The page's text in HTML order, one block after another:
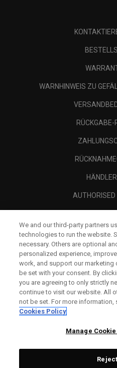
WARNHINWEIS ZU
RÜCKGABE-
AUTHORISED
We and our third-party partners
technologies to run the website.
necessary. Others are optional
personalized experience,
work, and support our marketing
be set with your consent. By
you are agreeing to only strictly
continue to visit our website. All
not be set. For more information,
Cookies Policy
Manage
Reject